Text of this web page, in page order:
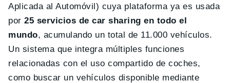
Aplicada al Automóvil) cuya plataforma ya es usada
por 25 servicios de car sharing en todo el
mundo, acumulando un total de 11.000 vehículos.
Un sistema que integra múltiples funciones
relacionadas con el uso compartido de coches,
como buscar un vehículos disponible mediante